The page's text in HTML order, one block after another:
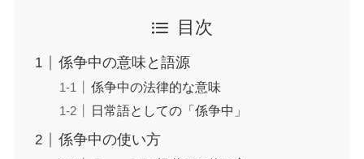
目次
係争中の意味と語源
係争中の法律的な意味
日常語としての「係争中」
係争中の使い方